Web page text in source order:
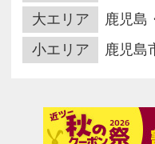
大エリア
鹿児島
小エリア
鹿児島